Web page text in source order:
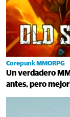
Corepunk MMORPG
Un verdadero
antes, pero